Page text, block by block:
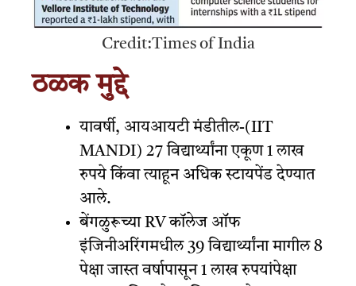
Credit:Times of India
ठळक मुद्दे
यावर्षी, आयआयटी मंडीतील-(IIT
MANDI) 27 विद्यार्थ्यांना एकूण 1 लाख
रुपये किंवा त्याहून अधिक स्टायपेंड देण्यात
आले.
बेंगळुरूच्या RV कॉलेज ऑफ
इंजिनीअरिंगमधील 39 विद्यार्थ्यांना मागील 8
पेक्षा जास्त वर्षापासून 1 लाख रुपयांपेक्षा